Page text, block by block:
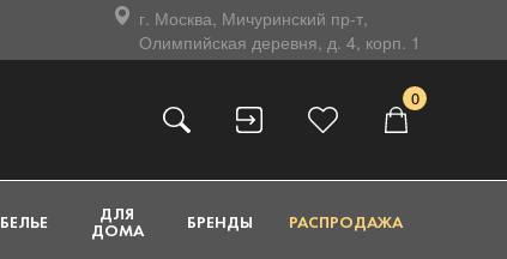
г. Москва, Мичуринский пр-т,
Олимпийская деревня, д. 4, корп. 1
0
БЕЛЬЕ ДЛЯ
ДОМА БРЕНДЫ РАСПРОДАЖА